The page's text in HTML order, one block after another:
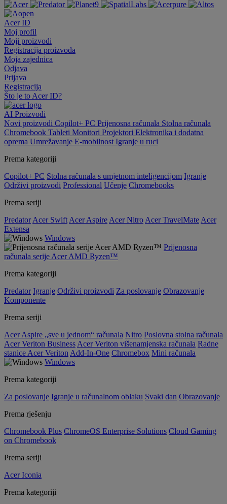
Acer ID
Moj profil
Moji proizvodi
Registracija proizvoda
Moja zajednica
Odjava
Prijava
Registracija
Što je to Acer ID?
AI Proizvodi
Novi proizvodi Copilot+ PC Prijenosna računala Stolna računala
Chromebook Tableti Monitori Projektori Elektronika i dodatna
oprema Umrežavanje E-mobilnost Igranje u ruci
Prema kategoriji
Copilot+ PC Stolna računala s umjetnom inteligencijom Igranje
Održivi proizvodi Professional Učenje Chromebooks
Prema seriji
Predator Acer Swift Acer Aspire Acer Nitro Acer TravelMate Acer
Extensa
Windows
Prijenosna
računala serije Acer AMD Ryzen™
Prema kategoriji
Predator Igranje Održivi proizvodi Za poslovanje Obrazovanje
Komponente
Prema seriji
Acer Aspire „sve u jednom“ računala Nitro Poslovna stolna računala
Acer Veriton Business Acer Veriton višenamjenska računala Radne
stanice Acer Veriton Add-In-One Chromebox Mini računala
Windows
Prema kategoriji
Za poslovanje Igranje u računalnom oblaku Svaki dan Obrazovanje
Prema rješenju
Chromebook Plus ChromeOS Enterprise Solutions Cloud Gaming
on Chromebook
Prema seriji
Acer Iconia
Prema kategoriji